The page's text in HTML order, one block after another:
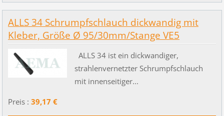
ALLS 34 Schrumpfschlauch dickwandig mit
Kleber, Größe Ø 95/30mm/Stange VE5
ALLS 34 ist ein dickwandiger,
strahlenvernetzter Schrumpfschlauch
mit innenseitiger...
Preis : 39,17 €